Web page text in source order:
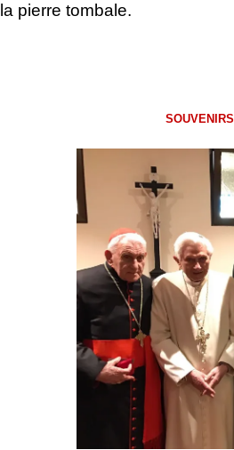
la pierre tombale.
SOUVENIRS